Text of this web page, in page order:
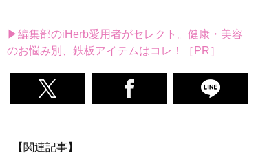
▶編集部のiHerb愛用者がセレクト。健康・美容
のお悩み別、鉄板アイテムはコレ！［PR］
【関連記事】